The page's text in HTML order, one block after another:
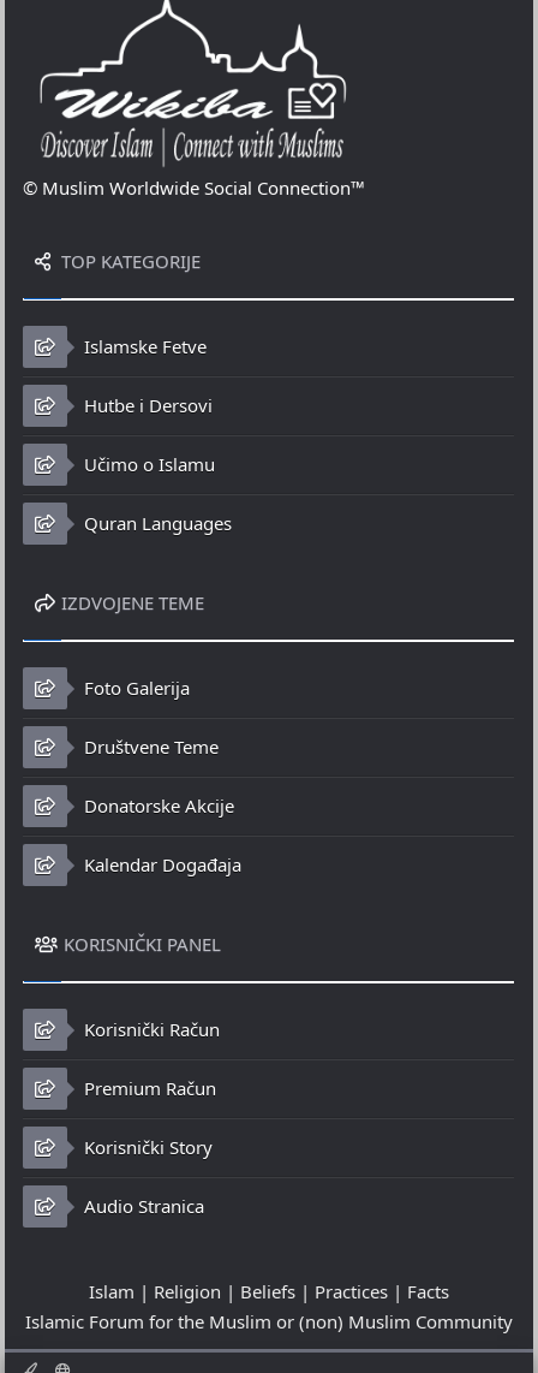
© Muslim Worldwide Social Connection™
TOP KATEGORIJE
Islamske Fetve
Hutbe i Dersovi
Učimo o Islamu
Quran Languages
IZDVOJENE TEME
Foto Galerija
Društvene Teme
Donatorske Akcije
Kalendar Događaja
KORISNIČKI PANEL
Korisnički Račun
Premium Račun
Korisnički Story
Audio Stranica
Islam | Religion | Beliefs | Practices | Facts
Islamic Forum for the Muslim or (non) Muslim Community